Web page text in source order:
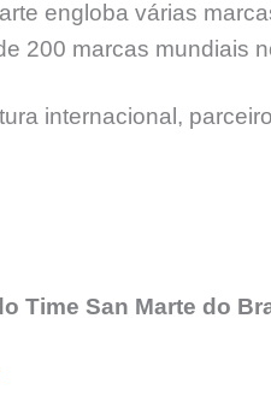
engloba várias
200 marcas mundiais
internacional,
Time San Marte do